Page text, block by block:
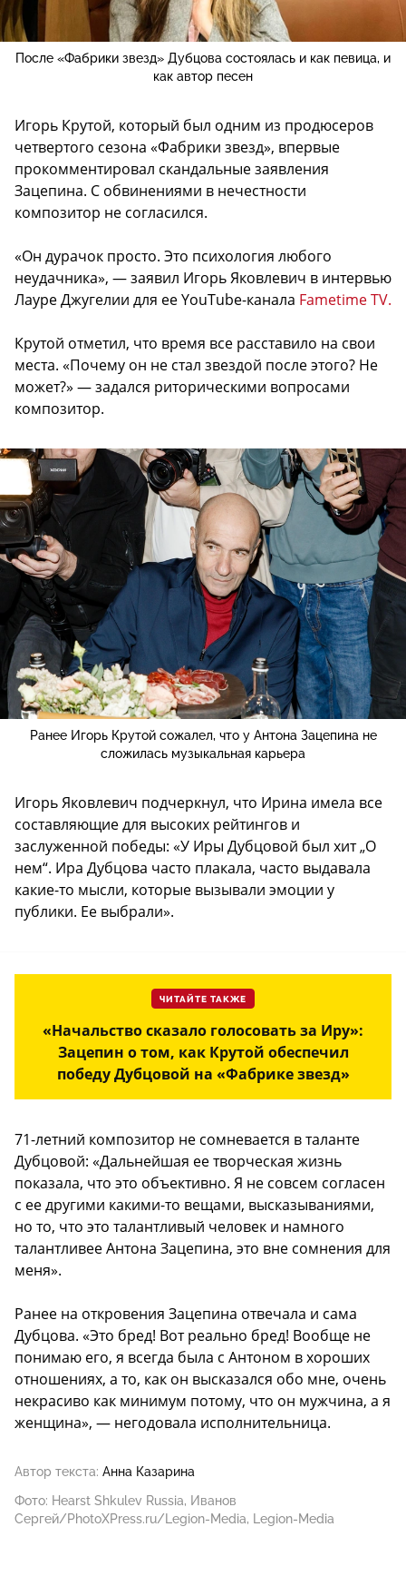
После «Фабрики звезд» Дубцова состоялась и как певица, и
как автор песен
Игорь Крутой, который был одним из продюсеров
четвертого сезона «Фабрики звезд», впервые
прокомментировал скандальные заявления
Зацепина. С обвинениями в нечестности
композитор не согласился.
«Он дурачок просто. Это психология любого
неудачника», — заявил Игорь Яковлевич в интервью
Лауре Джугелии для ее YouTube-канала Fametime TV.
Крутой отметил, что время все расставило на свои
места. «Почему он не стал звездой после этого? Не
может?» — задался риторическими вопросами
композитор.
Ранее Игорь Крутой сожалел, что у Антона Зацепина не
сложилась музыкальная карьера
Игорь Яковлевич подчеркнул, что Ирина имела все
составляющие для высоких рейтингов и
заслуженной победы: «У Иры Дубцовой был хит „О
нем“. Ира Дубцова часто плакала, часто выдавала
какие-то мысли, которые вызывали эмоции у
публики. Ее выбрали».
ЧИТАЙТЕ ТАКЖЕ
«Начальство сказало голосовать за Иру»:
Зацепин о том, как Крутой обеспечил
победу Дубцовой на «Фабрике звезд»
71-летний композитор не сомневается в таланте
Дубцовой: «Дальнейшая ее творческая жизнь
показала, что это объективно. Я не совсем согласен
с ее другими какими-то вещами, высказываниями,
но то, что это талантливый человек и намного
талантливее Антона Зацепина, это вне сомнения для
меня».
Ранее на откровения Зацепина отвечала и сама
Дубцова. «Это бред! Вот реально бред! Вообще не
понимаю его, я всегда была с Антоном в хороших
отношениях, а то, как он высказался обо мне, очень
некрасиво как минимум потому, что он мужчина, а я
женщина», — негодовала исполнительница.
Автор текста: Анна Казарина
Фото: Hearst Shkulev Russia, Иванов
Сергей/PhotoXPress.ru/Legion-Media, Legion-Media